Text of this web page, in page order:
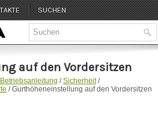
SUCHEN
auf den Vordersitzen
/Sicherheit/
/ Gurthöheneinstellung auf den Vordersitzen